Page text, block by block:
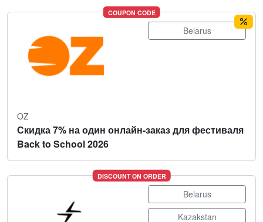
COUPON CODE
Belarus
OZ
Скидка 7% на один онлайн-заказ для фестиваля
Back to School 2026
DISCOUNT ON ORDER
Belarus
Kazakstan